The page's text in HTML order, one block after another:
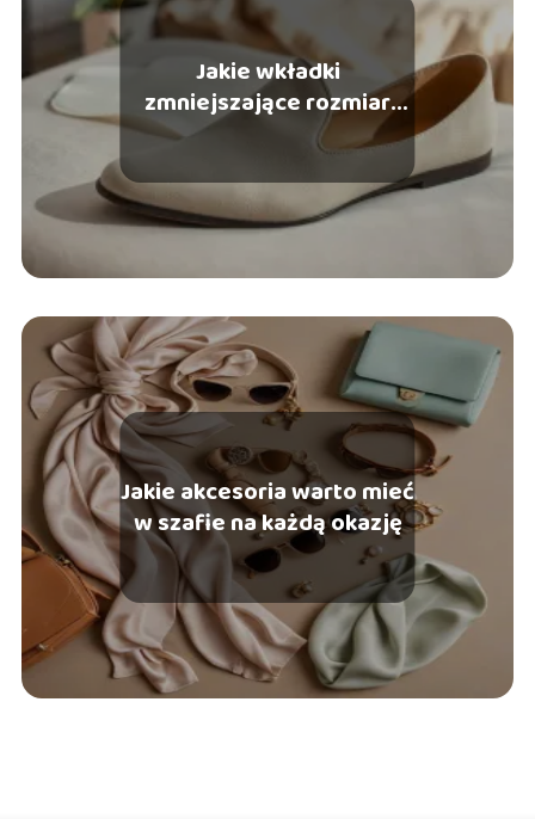
Jakie wkładki
zmniejszające rozmiar
buta wybrać? Sprawdź
Jakie akcesoria warto mieć
w szafie na każdą okazję